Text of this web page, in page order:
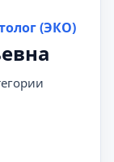
(ЭКО)